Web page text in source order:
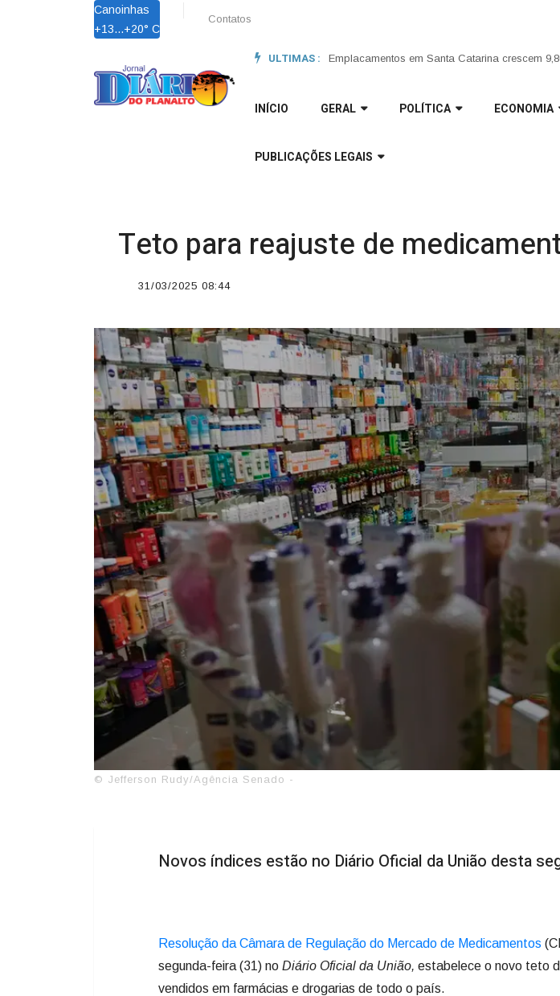
Canoinhas
+13...+20° C
Contatos
ULTIMAS :
2026 e reforçam confiança do mercado automotivo | Lei Maria da Penha completa 20 anos entre
INÍCIO GERAL POLÍTICA ECONOMIA
PUBLICAÇÕES LEGAIS
Teto para reajuste de
31/03/2025 08:44
';
© Jefferson Rudy/Agência Senado -
Novos índices estão no Diário Oficial da União desta
Resolução da Câmara de Regulação do Mercado de Medicamentos
segunda-feira (31) no Diário Oficial da União, estabelece o novo teto
vendidos em farmácias e drogarias de todo o país.